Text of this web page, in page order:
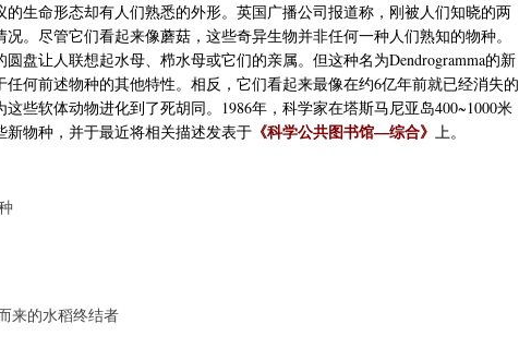
的生命形态却有人们熟悉的外形。英国广播公司报道称，刚被人们知晓的两
。尽管它们看起来像蘑菇，这些奇异生物并非任何一种人们熟知的物种。
盘让人联想起水母、栉水母或它们的亲属。但这种名为Dendrogramma的新
任何前述物种的其他特性。相反，它们看起来最像在约6亿年前就已经消失的
些软体动物进化到了死胡同。1986年，科学家在塔斯马尼亚岛400~1000米
新物种，并于最近将相关描述发表于 《科学公共图书馆—综合》 上。
来的水稻终结者